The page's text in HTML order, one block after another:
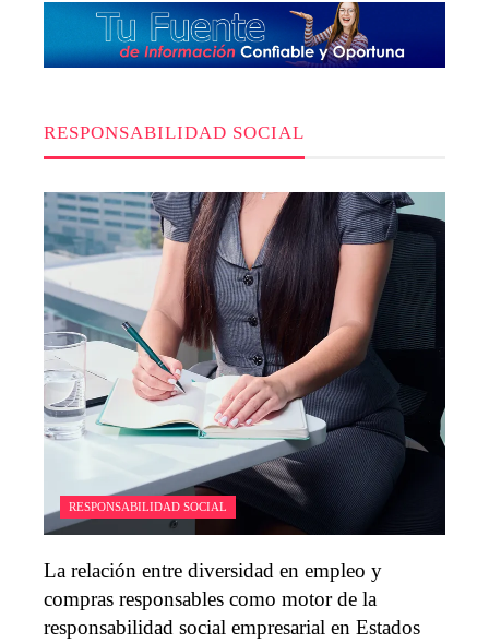
RESPONSABILIDAD SOCIAL
RESPONSABILIDAD SOCIAL
La relación entre diversidad en empleo y
compras responsables como motor de la
responsabilidad social empresarial en Estados